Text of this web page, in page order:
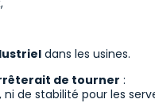
dans les usines.
de tourner :
de stabilité pour les